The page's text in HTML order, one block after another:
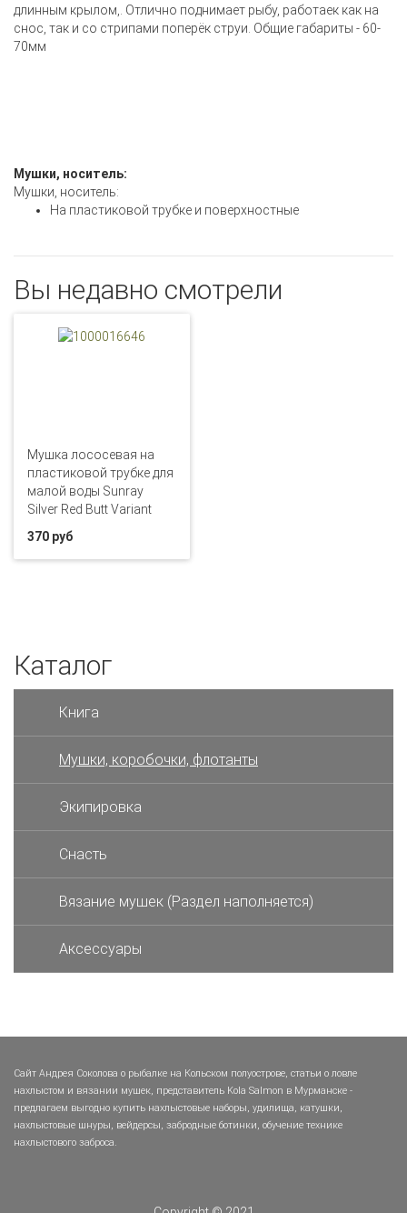
длинным крылом,. Отлично поднимает рыбу, работаек как на
снос, так и со стрипами поперёк струи. Общие габариты - 60-
70мм
Мушки, носитель:
Мушки, носитель:
На пластиковой трубке и поверхностные
Вы недавно смотрели
Мушка лососевая на
пластиковой трубке для
малой воды Sunray
Silver Red Butt Variant
370 руб
Каталог
Книга
Мушки, коробочки, флотанты
Экипировка
Снасть
Вязание мушек (Раздел наполняется)
Аксессуары
Сайт Андрея Соколова о рыбалке на Кольском полуострове, статьи о ловле
нахлыстом и вязании мушек, представитель Kola Salmon в Мурманске -
предлагаем выгодно купить нахлыстовые наборы, удилища, катушки,
нахлыстовые шнуры, вейдерсы, забродные ботинки, обучение технике
нахлыстового заброса.